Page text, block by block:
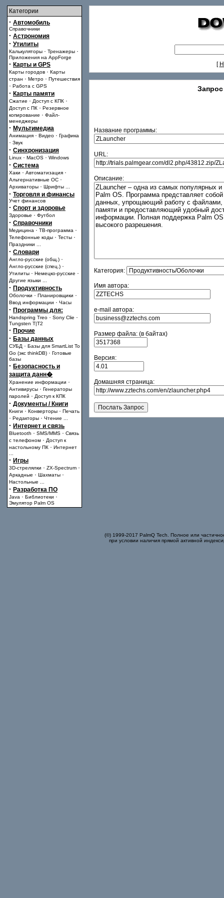
Категории
· Автомобиль
Справочники
· Астрономия
· Утилиты
Калькуляторы · Тренажеры ·
Приложения на AppForge
· Карты и GPS
Карты городов · Карты
стран · Метро · Путешествия
· Работа с GPS
· Карты памяти
Сжатие · Доступ с КПК ·
Доступ с ПК · Резервное
копирование · Файл-
менеджеры
· Мультимедиа
Анимация · Видео · Графика
· Звук
· Синхронизация
Linux · MacOS · Windows
· Система
Хаки · Автоматизация ·
Альтернативные ОС ·
Архиваторы · Шрифты
· Торговля и финансы
Учет финансов
· Спорт и здоровье
Здоровье · Футбол
· Справочники
Медицина · ТВ-программа ·
Телефонные коды · Тесты ·
Праздники
· Словари
Англо-русские (общ.) ·
Англо-русские (спец.) ·
Утилиты · Немецко-русские ·
Другие языки
· Продуктивность
Оболочки · Планировщики ·
Ввод информации · Часы
· Программы для:
Handspring Treo · Sony Clie ·
Tungsten T|T2
· Прочие
· Базы данных
СУБД · Базы для SmartList To
Go (экс thinkDB) · Готовые
базы
· Безопасность и
защита данн�
Хранение информации ·
Антивирусы · Генераторы
паролей · Доступ к КПК
· Документы / Книги
Книги · Конверторы · Печать
· Редакторы · Чтение
· Интернет и связь
Bluetooth · SMS/MMS · Связь
с телефоном · Доступ к
настольному ПК · Интернет
· Игры
3D-стрелялки · ZX-Spectrum ·
Аркадные · Шахматы ·
Настольные
· Разработка ПО
Java · Библиотеки ·
Эмулятор Palm OS
[
Название программы:
URL:
Описание:
Категория:
Имя автора:
e-mail автора:
Размер файла: (в байтах)
Версия:
Домашняя страница:
(©) 1999-2017 PalmQ Tech. Полное или
при условии наличия прямой активной